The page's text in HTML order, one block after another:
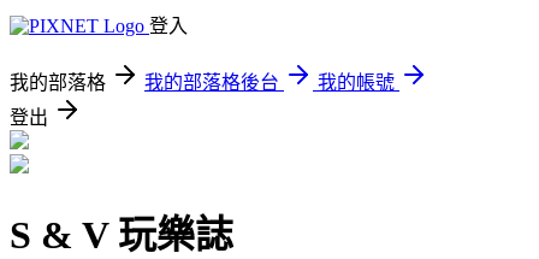
登入
我的部落格 我的部落格後台
我的帳號
登出
S & V 玩樂誌